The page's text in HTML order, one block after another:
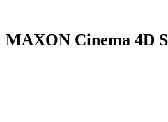
MAXON Cinema 4D